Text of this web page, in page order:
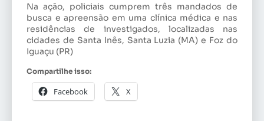
Na ação, policiais cumprem três mandados de
busca e apreensão em uma clínica médica e nas
residências de investigados, localizadas nas
cidades de Santa Inês, Santa Luzia (MA) e Foz do
Iguaçu (PR)
Compartilhe isso:
Facebook X